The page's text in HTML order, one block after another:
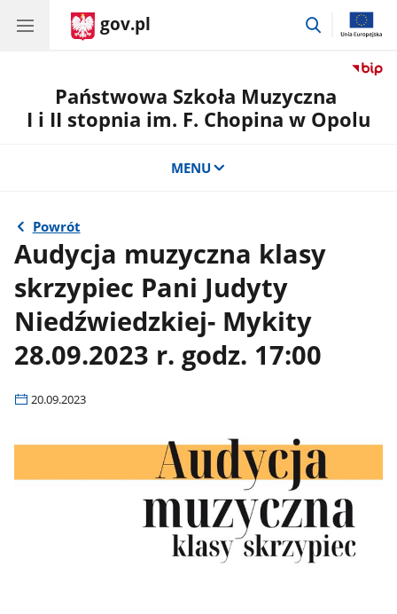
gov.pl
przejdź
Państwowa Szkoła Muzyczna
I i II stopnia im. F. Chopina w Opolu
MENU
Powrót
Audycja muzyczna klasy
skrzypiec Pani Judyty
Niedźwiedzkiej- Mykity
28.09.2023 r. godz. 17:00
20.09.2023